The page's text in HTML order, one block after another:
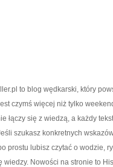
to blog wędkarski, który
czymś więcej niż tylko
łączy się z wiedzą, a każdy
szukasz konkretnych
prostu lubisz czytać o wodzie,
wiedzy. Nowości na stronie to